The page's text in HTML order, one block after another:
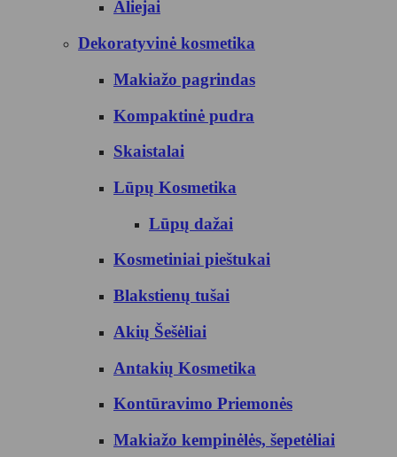
Aliejai
Dekoratyvinė kosmetika
Makiažo pagrindas
Kompaktinė pudra
Skaistalai
Lūpų Kosmetika
Lūpų dažai
Kosmetiniai pieštukai
Blakstienų tušai
Akių Šešėliai
Antakių Kosmetika
Kontūravimo Priemonės
Makiažo kempinėlės, šepetėliai